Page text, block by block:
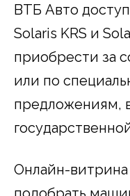
ВТБ Авто
Solaris KRS и
приобрести за
или по
предложениям,
Онлайн-